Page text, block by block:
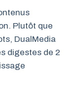
Plutôt que
DualMedia
digestes de 2